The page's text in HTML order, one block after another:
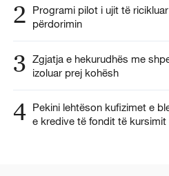
2
Programi pilot i ujit të
përdorimin
3 Zgjatja e hekurudhës me
izoluar prej kohësh
4 Pekini lehtëson kufizimet e
e kredive të fondit të kursimit